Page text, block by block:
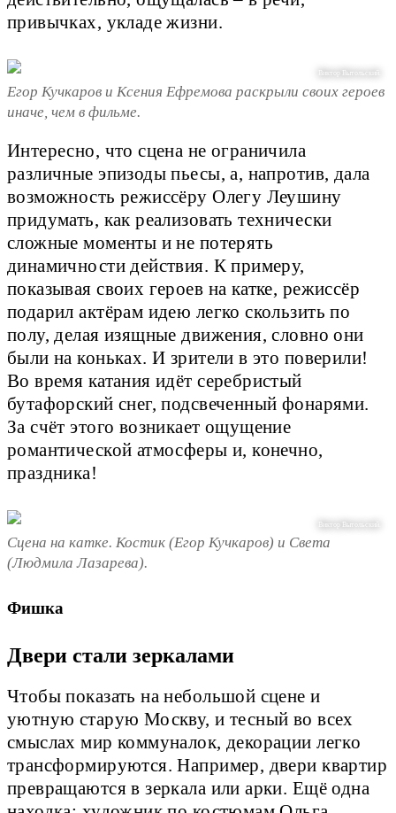
привычках, укладе жизни.
Виктор Вытольский.
Егор Кучкаров и Ксения Ефремова раскрыли своих героев
иначе, чем в фильме.
Интересно, что сцена не ограничила
различные эпизоды пьесы, а, напротив, дала
возможность режиссёру Олегу Леушину
придумать, как реализовать технически
сложные моменты и не потерять
динамичности действия. К примеру,
показывая своих героев на катке, режиссёр
подарил актёрам идею легко скользить по
полу, делая изящные движения, словно они
были на коньках. И зрители в это поверили!
Во время катания идёт серебристый
бутафорский снег, подсвеченный фонарями.
За счёт этого возникает ощущение
романтической атмосферы и, конечно,
праздника!
Виктор Вытольский.
Сцена на катке. Костик (Егор Кучкаров) и Света
(Людмила Лазарева).
Фишка
Двери стали зеркалами
Чтобы показать на небольшой сцене и
уютную старую Москву, и тесный во всех
смыслах мир коммуналок, декорации легко
трансформируются. Например, двери квартир
превращаются в зеркала или арки. Ещё одна